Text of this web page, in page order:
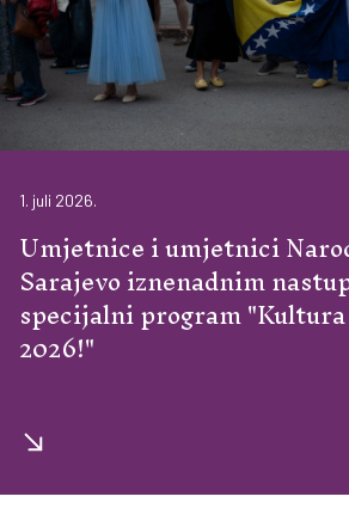
1. juli 2026.
Umjetnice i umjetnici
Sarajevo iznenadnim
specijalni program
2026!"